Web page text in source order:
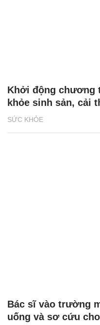
SỨC KHỎE
Khởi động chương
khỏe sinh sản, cải
Bác sĩ vào trường
uống và sơ cứu